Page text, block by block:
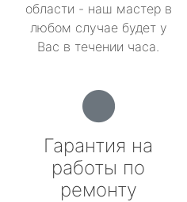
области - наш мастер в
любом случае будет у
Вас в течении часа.
Гарантия на
работы по
ремонту